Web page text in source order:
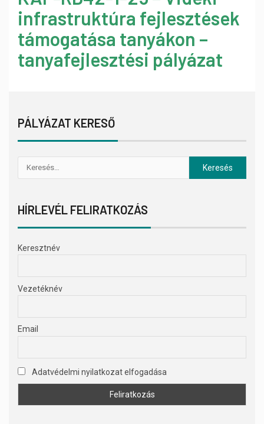
infrastruktúra fejlesztések
támogatása tanyákon –
tanyafejlesztési pályázat
PÁLYÁZAT KERESŐ
HÍRLEVÉL FELIRATKOZÁS
Keresztnév
Vezetéknév
Email
Adatvédelmi nyilatkozat elfogadása